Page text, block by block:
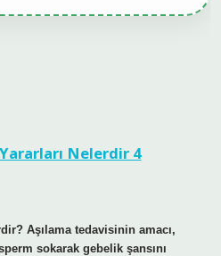
Nelerdir 4
Aşılama tedavisinin amacı,
sokarak gebelik şansını